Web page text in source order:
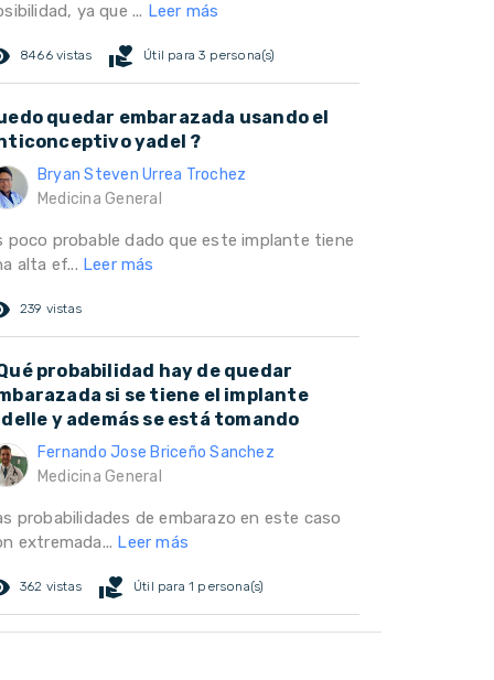
ya que ... Leer más
8466 vistas volunteer_activism Útil para 3 persona(s)
quedar embarazada usando el
yadel ?
Bryan Steven Urrea Trochez
Medicina General
poco probable dado que este implante tiene
alta ef... Leer más
239 vistas
probabilidad hay de quedar
si se tiene el implante
y además se está tomando
Fernando Jose Briceño Sanchez
Medicina General
probabilidades de embarazo en este caso
extremada... Leer más
362 vistas volunteer_activism Útil para 1 persona(s)